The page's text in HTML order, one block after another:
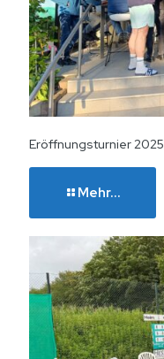
Eröffnungsturnier 2025
Mehr...